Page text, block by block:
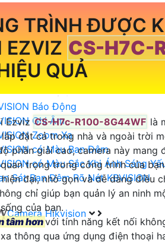
Trời KBVISION
XOAY 360
2.0 MP
4.0 MP
8.0 MP
KBVISION
Báo Động
Ghi Âm
Zoom Xa
có Màu Ban Đêm
có Màu Sắc Khi Ánh Sáng
Sát Ban Đêm Rõ Nét KBVISION
Camera Hikvision
TRÌNH ĐƯỢC
EZVIZ CS-H7C-
QUẢ
EzvizCS-H7c-R100-8G44WF là
đặt cả trong nhà và ngoài trời
phân giải cao, camera này
trọng trong công trình của
đại, nhỏ gọn và dễ dàng điều
chỉ giúp bạn quản lý an ninh
của bạn.
tâm hơnvới tính năng kết nối
thông qua ứng dụng điện thoại